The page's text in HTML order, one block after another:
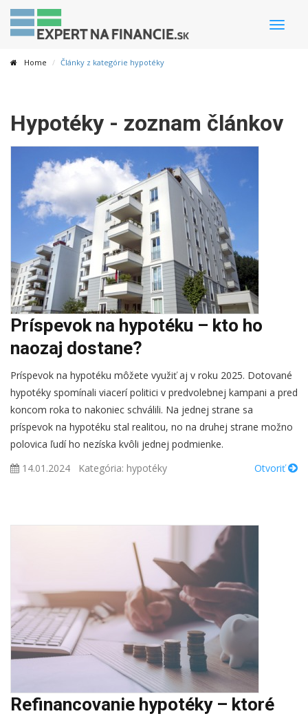
Toggle
Home Články z kategórie hypotéky
Hypotéky - zoznam článkov
Príspevok na hypotéku – kto ho
naozaj dostane?
Príspevok na hypotéku môžete využiť aj v roku 2025. Dotované
hypotéky spomínali viacerí politici v predvolebnej kampani a pred
koncom roka to nakoniec schválili. Na jednej strane sa
príspevok na hypotéku stal realitou, no na druhej strane možno
polovica ľudí ho nezíska kvôli jednej podmienke.
14.01.2024
Kategória: hypotéky Otvoriť
Refinancovanie hypotéky – ktoré